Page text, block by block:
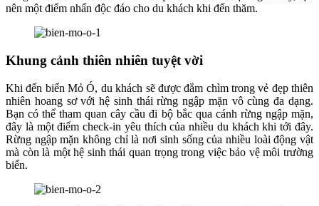
nên một điểm nhấn độc đáo cho du khách khi đến thăm.
Khung cảnh thiên nhiên tuyệt vời
Khi đến biển Mỏ Ó, du khách sẽ được đắm chìm trong vẻ đẹp thiên
nhiên hoang sơ với hệ sinh thái rừng ngập mặn vô cùng đa dạng.
Bạn có thể tham quan cây cầu đi bộ bắc qua cánh rừng ngập mặn,
đây là một điểm check-in yêu thích của nhiều du khách khi tới đây.
Rừng ngập mặn không chỉ là nơi sinh sống của nhiều loài động vật
mà còn là một hệ sinh thái quan trọng trong việc bảo vệ môi trường
biển.